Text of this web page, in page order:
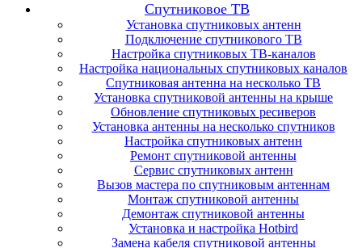
Спутниковое ТВ
Установка спутниковых антенн
Подключение спутникового ТВ
Настройка спутниковых ТВ-каналов
Настройка национальных спутниковых каналов
Спутниковая антенна на несколько ТВ
Установка спутниковой антенны на крыше
Обновление спутниковых ресиверов
Установка антенны на несколько спутников
Настройка спутниковых антенн
Ремонт спутниковой антенны
Сервис спутниковых антенн
Вызов мастера по спутниковым антеннам
Монтаж спутниковой антенны
Демонтаж спутниковой антенны
Установка и настройка Hotbird
Замена кабеля спутниковой антенны